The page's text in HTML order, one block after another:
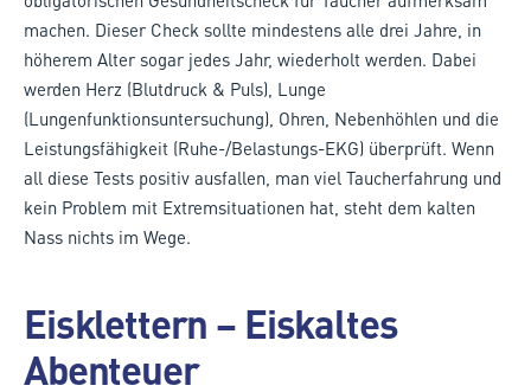
machen. Dieser Check sollte mindestens alle drei Jahre, in
höherem Alter sogar jedes Jahr, wiederholt werden. Dabei
werden Herz (Blutdruck & Puls), Lunge
(Lungenfunktionsuntersuchung), Ohren, Nebenhöhlen und die
Leistungsfähigkeit (Ruhe-/Belastungs-EKG) überprüft. Wenn
all diese Tests positiv ausfallen, man viel Taucherfahrung und
kein Problem mit Extremsituationen hat, steht dem kalten
Nass nichts im Wege.
Eisklettern – Eiskaltes
Abenteuer